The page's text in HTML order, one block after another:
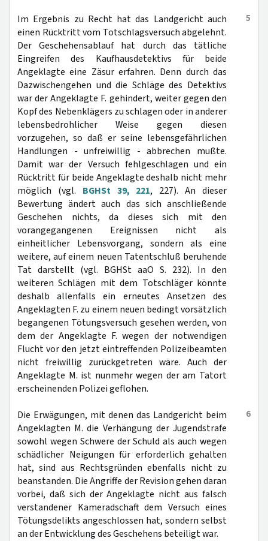
5
Im Ergebnis zu Recht hat das Landgericht auch
einen Rücktritt vom Totschlagsversuch abgelehnt.
Der Geschehensablauf hat durch das tätliche
Eingreifen des Kaufhausdetektivs für beide
Angeklagte eine Zäsur erfahren. Denn durch das
Dazwischengehen und die Schläge des Detektivs
war der Angeklagte F. gehindert, weiter gegen den
Kopf des Nebenklägers zu schlagen oder in anderer
lebensbedrohlicher Weise gegen diesen
vorzugehen, so daß er seine lebensgefährlichen
Handlungen - unfreiwillig - abbrechen mußte.
Damit war der Versuch fehlgeschlagen und ein
Rücktritt für beide Angeklagte deshalb nicht mehr
möglich (vgl. BGHSt 39, 221, 227). An dieser
Bewertung ändert auch das sich anschließende
Geschehen nichts, da dieses sich mit den
vorangegangenen Ereignissen nicht als
einheitlicher Lebensvorgang, sondern als eine
weitere, auf einem neuen Tatentschluß beruhende
Tat darstellt (vgl. BGHSt aaO S. 232). In den
weiteren Schlägen mit dem Totschläger könnte
deshalb allenfalls ein erneutes Ansetzen des
Angeklagten F. zu einem neuen bedingt vorsätzlich
begangenen Tötungsversuch gesehen werden, von
dem der Angeklagte F. wegen der notwendigen
Flucht vor den jetzt eintreffenden Polizeibeamten
nicht freiwillig zurückgetreten wäre. Auch der
Angeklagte M. ist nunmehr wegen der am Tatort
erscheinenden Polizei geflohen.
6
Die Erwägungen, mit denen das Landgericht beim
Angeklagten M. die Verhängung der Jugendstrafe
sowohl wegen Schwere der Schuld als auch wegen
schädlicher Neigungen für erforderlich gehalten
hat, sind aus Rechtsgründen ebenfalls nicht zu
beanstanden. Die Angriffe der Revision gehen daran
vorbei, daß sich der Angeklagte nicht aus falsch
verstandener Kameradschaft dem Versuch eines
Tötungsdelikts angeschlossen hat, sondern selbst
an der Entwicklung des Geschehens beteiligt war.